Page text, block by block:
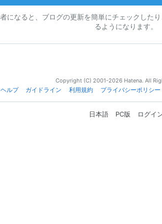
になると、ブログの更新を簡単にチェックした
るようになります。
Copyright (C) 2001-2026 Hatena. All
ヘルプ
ガイドライン 利用規約 プライバシーポリシー
日本語 PC版 ログイ